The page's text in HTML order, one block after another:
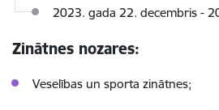
2023. gada 22. decembris -
Zinātnes nozares:
Veselības un sporta zinātnes;